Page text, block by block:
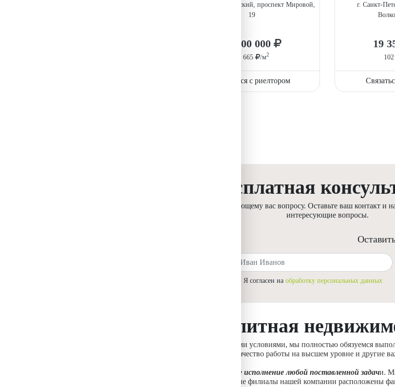
г. Москва, Кировский, проспект Мировой,
19
10 800 000
71 665 /м2
Связаться с риелтором
г. Санкт-
19
Бесплатная
Мы даем бесплатную консультацию по любому интересующему вас вопросу. Оставьте ваш контакт и
интересующие вопросы.
Я согласен наобработку персональных данных
Элитная
. Любой заказ оформляется строго с юридическими условиями, мы полностью обязуемся
этом сохранив качество работы на высшем уровне и другие
профессиональное исполнение любой поставленной задачи.
момент официальные филиалы нашей компании расположены